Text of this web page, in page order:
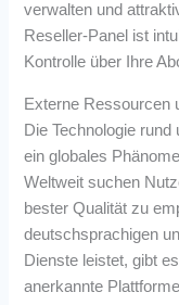
verwalten und
Reseller-Panel ist
Kontrolle über Ihre
Externe Ressourcen
Die Technologie
ein globales
Weltweit suchen
bester Qualität zu
deutschsprachigen
Dienste leistet, gibt
anerkannte